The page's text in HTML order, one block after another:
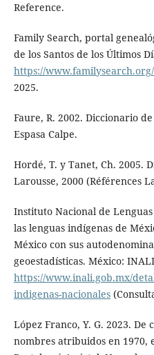
Reference.
Family Search, portal
de los Santos de los Últimos
https://
2025.
Faure, R. 2002. Diccionario
Espasa Calpe.
Hordé, T. y Tanet, Ch. 2005.
Larousse, 2000 (Références
Instituto Nacional de
las lenguas indígenas de
México con sus
geoestadísticas. México:
https://www.inali.gob.mx/
indigenas-nacionales
López Franco, Y. G. 2023. De
nombres atribuidos en 1970,